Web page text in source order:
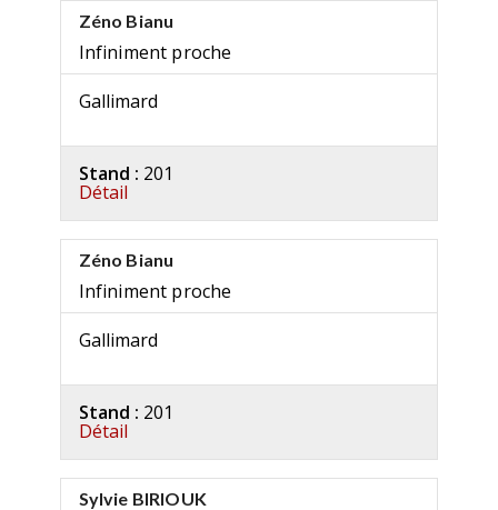
Zéno Bianu
Infiniment proche
Gallimard
Stand : 201
Détail
Zéno Bianu
Infiniment proche
Gallimard
Stand : 201
Détail
Sylvie BIRIOUK